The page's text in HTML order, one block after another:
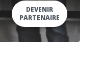
DEVENIR
PARTENAIRE